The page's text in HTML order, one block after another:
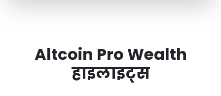
Altcoin Pro Wealth
हाइलाइट्स